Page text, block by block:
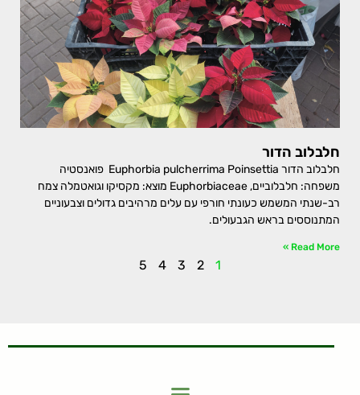
חלבלוב הדור
חלבלוב הדור Euphorbia pulcherrima Poinsettia פואנסטיה
משפחה: חלבלוביים, Euphorbiaceae מוצא: מקסיקו וגואטמלה צמח
רב-שנתי המשמש כעונתי חורפי עם עלים מרהיבים גדולים וצבעוניים
המתנוססים בראש הגבעולים.
Read More »
1
2
3
4
5